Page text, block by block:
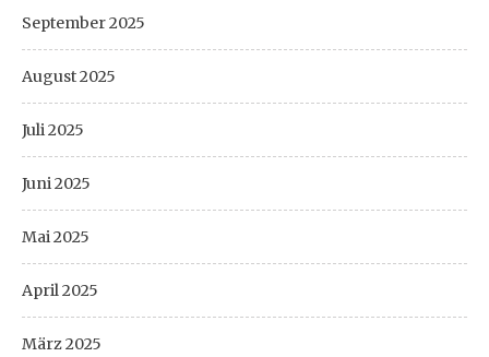
September 2025
August 2025
Juli 2025
Juni 2025
Mai 2025
April 2025
März 2025